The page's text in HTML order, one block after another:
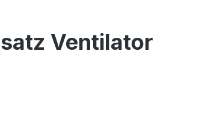
Ventilator